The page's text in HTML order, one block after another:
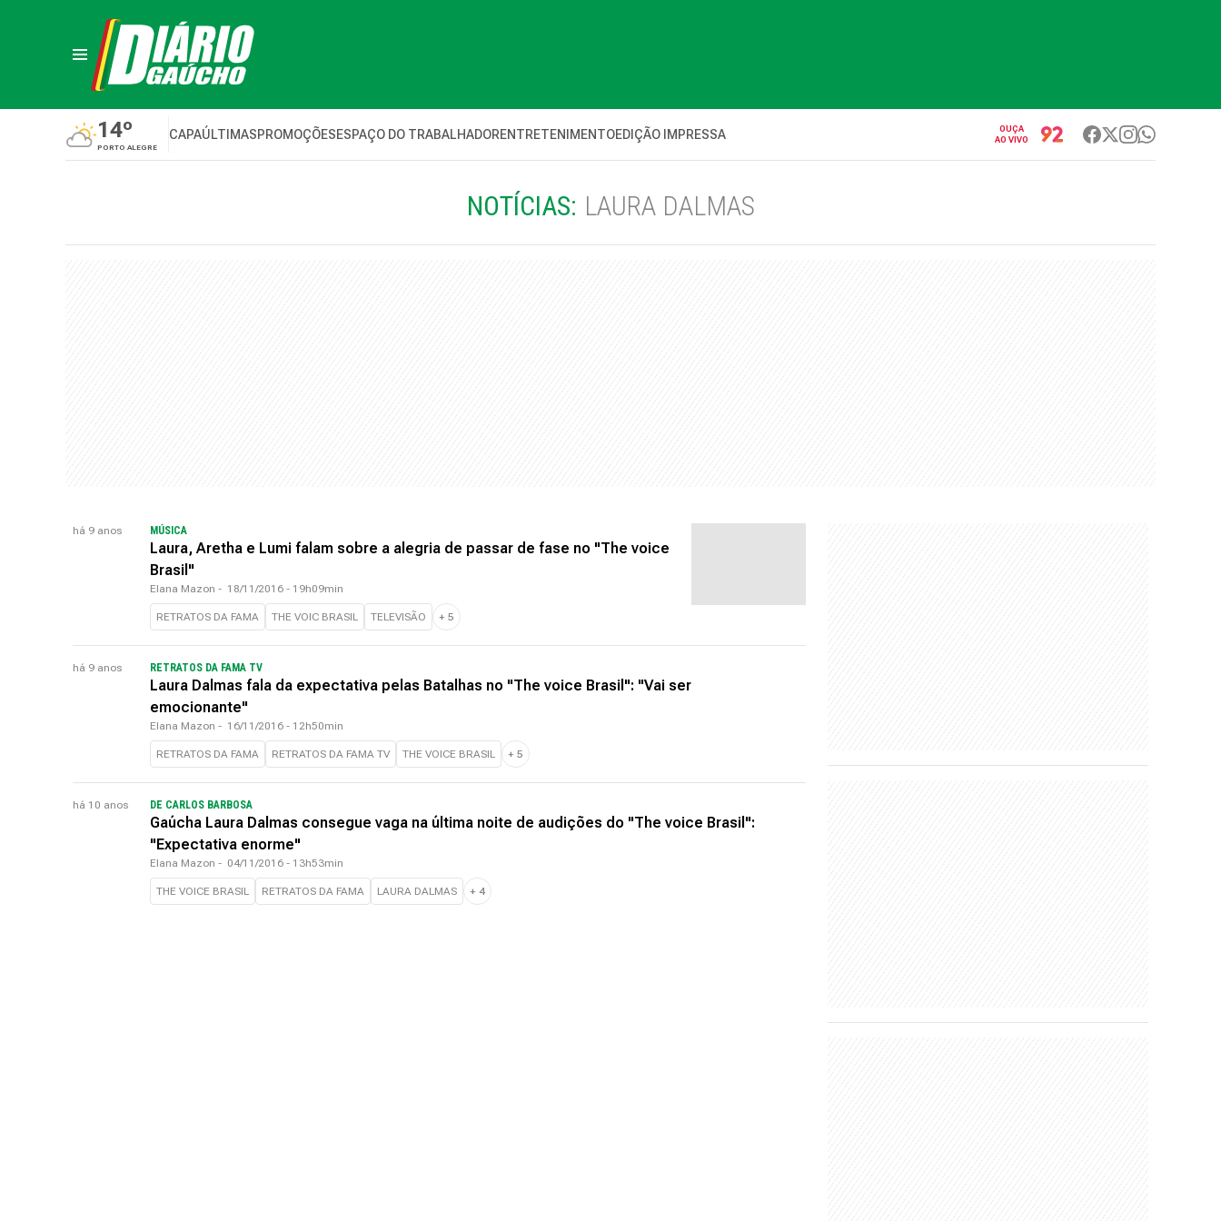
14º
PORTO ALEGRE
CAPAÚLTIMASPROMOÇÕESESPAÇO DO TRABALHADORENTRETENIMENTOEDIÇÃO IMPRESSA
OUÇA
AO VIVO
NOTÍCIAS: LAURA DALMAS
há 9 anos MÚSICA
Laura, Aretha e Lumi falam sobre a alegria de passar de fase no "The voice
Brasil"
Elana Mazon - 18/11/2016 - 19h09min
RETRATOS DA FAMA THE VOIC BRASIL TELEVISÃO + 5
há 9 anos RETRATOS DA FAMA TV
Laura Dalmas fala da expectativa pelas Batalhas no "The voice Brasil": "Vai ser
emocionante"
Elana Mazon - 16/11/2016 - 12h50min
RETRATOS DA FAMA RETRATOS DA FAMA TV THE VOICE BRASIL + 5
há 10 anos DE CARLOS BARBOSA
Gaúcha Laura Dalmas consegue vaga na última noite de audições do "The voice Brasil":
"Expectativa enorme"
Elana Mazon - 04/11/2016 - 13h53min
THE VOICE BRASIL RETRATOS DA FAMA LAURA DALMAS + 4